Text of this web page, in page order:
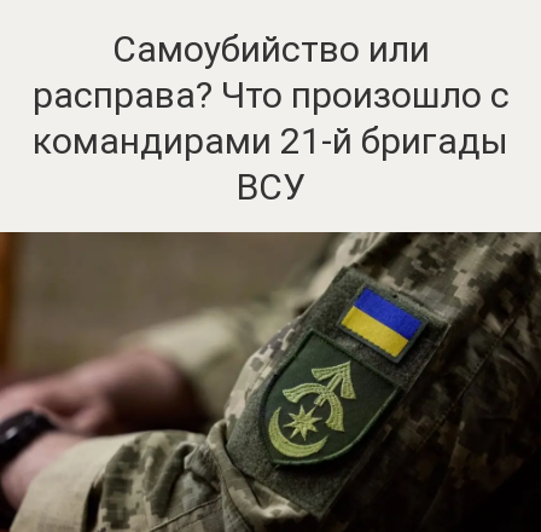
Самоубийство или
расправа? Что произошло с
командирами 21-й бригады
ВСУ